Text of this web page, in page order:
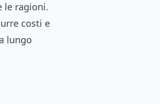
le ragioni.
costi e
lungo